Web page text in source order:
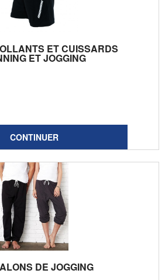
ET CUISSARDS
ET JOGGING
DE JOGGING